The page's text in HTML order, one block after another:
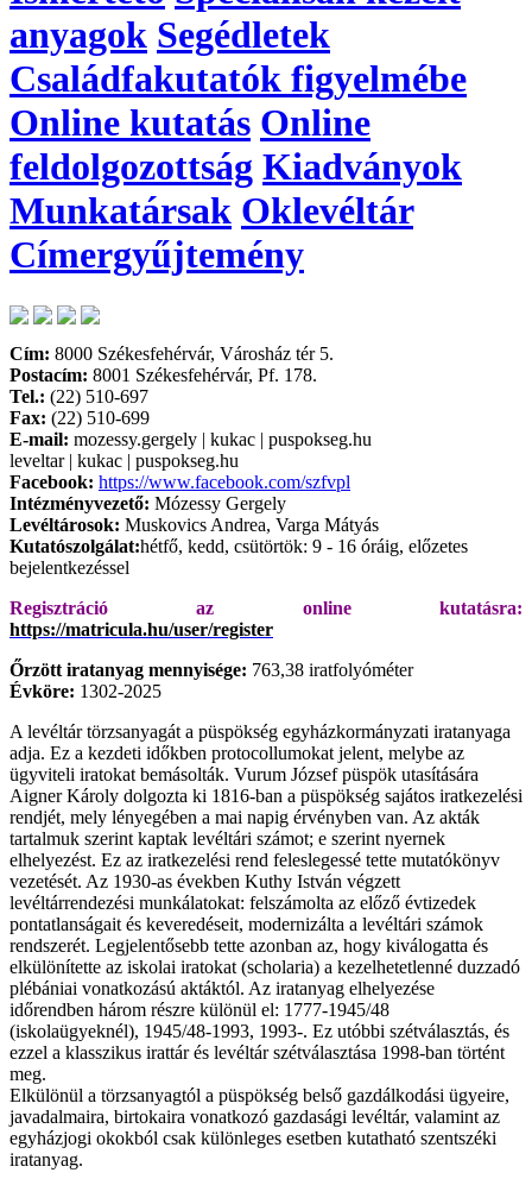
anyagok Segédletek
Családfakutatók figyelmébe
Online kutatás Online
feldolgozottság Kiadványok
Munkatársak Oklevéltár
Címergyűjtemény
Cím: 8000 Székesfehérvár, Városház tér 5.
Postacím: 8001 Székesfehérvár, Pf. 178.
Tel.: (22) 510-697
Fax: (22) 510-699
E-mail: mozessy.gergely | kukac | puspokseg.hu
leveltar | kukac | puspokseg.hu
Facebook: https://www.facebook.com/szfvpl
Intézményvezető: Mózessy Gergely
Levéltárosok: Muskovics Andrea, Varga Mátyás
Kutatószolgálat:hétfő, kedd, csütörtök: 9 - 16 óráig, előzetes
bejelentkezéssel
Regisztráció az online kutatásra:
https://matricula.hu/user/register
Őrzött iratanyag mennyisége: 763,38 iratfolyóméter
Évköre: 1302-2025
A levéltár törzsanyagát a püspökség egyházkormányzati iratanyaga
adja. Ez a kezdeti időkben protocollumokat jelent, melybe az
ügyviteli iratokat bemásolták. Vurum József püspök utasítására
Aigner Károly dolgozta ki 1816-ban a püspökség sajátos iratkezelési
rendjét, mely lényegében a mai napig érvényben van. Az akták
tartalmuk szerint kaptak levéltári számot; e szerint nyernek
elhelyezést. Ez az iratkezelési rend feleslegessé tette mutatókönyv
vezetését. Az 1930-as években Kuthy István végzett
levéltárrendezési munkálatokat: felszámolta az előző évtizedek
pontatlanságait és keveredéseit, modernizálta a levéltári számok
rendszerét. Legjelentősebb tette azonban az, hogy kiválogatta és
elkülönítette az iskolai iratokat (scholaria) a kezelhetetlenné duzzadó
plébániai vonatkozású aktáktól. Az iratanyag elhelyezése
időrendben három részre különül el: 1777-1945/48
(iskolaügyeknél), 1945/48-1993, 1993-. Ez utóbbi szétválasztás, és
ezzel a klasszikus irattár és levéltár szétválasztása 1998-ban történt
meg.
Elkülönül a törzsanyagtól a püspökség belső gazdálkodási ügyeire,
javadalmaira, birtokaira vonatkozó gazdasági levéltár, valamint az
egyházjogi okokból csak különleges esetben kutatható szentszéki
iratanyag.